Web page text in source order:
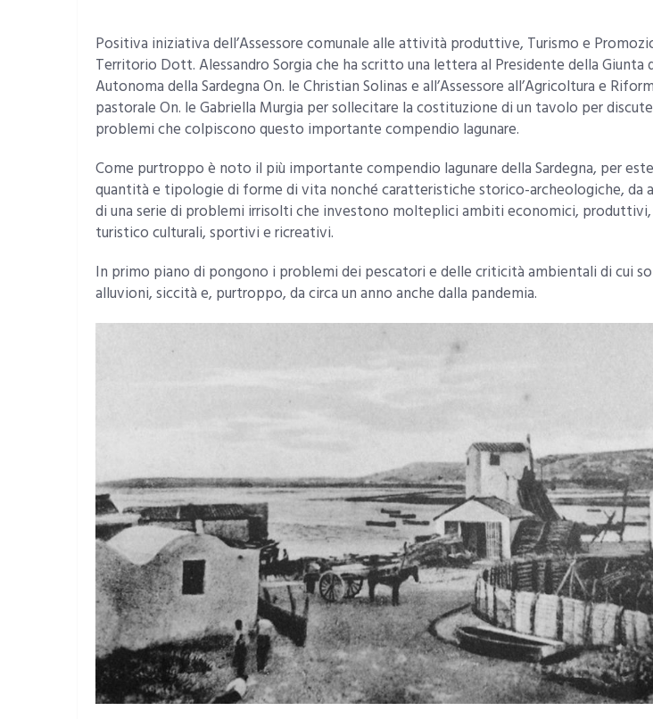
Positiva iniziativa dell’Assessore comunale alle attività produttive, Turismo e
Territorio Dott. Alessandro Sorgia che ha scritto una lettera al Presidente della Giunta
Autonoma della Sardegna On. le Christian Solinas e all’Assessore all’Agricoltura e
pastorale On. le Gabriella Murgia per sollecitare la costituzione di un tavolo per
problemi che colpiscono questo importante compendio lagunare.
Come purtroppo è noto il più importante compendio lagunare della Sardegna, per
quantità e tipologie di forme di vita nonché caratteristiche storico-archeologiche, da
di una serie di problemi irrisolti che investono molteplici ambiti economici,
turistico culturali, sportivi e ricreativi.
In primo piano di pongono i problemi dei pescatori e delle criticità ambientali di cui
alluvioni, siccità e, purtroppo, da circa un anno anche dalla pandemia.